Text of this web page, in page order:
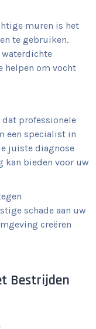
muren is het
te gebruiken.
waterdichte
helpen om vocht
professionele
een specialist in
juiste diagnose
kan bieden voor uw
schade aan uw
creëren
Bestrijden